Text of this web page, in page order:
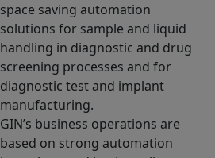
space saving automation
solutions for sample and liquid
handling in diagnostic and drug
screening processes and for
diagnostic test and implant
manufacturing.
GIN’s business operations are
based on strong automation